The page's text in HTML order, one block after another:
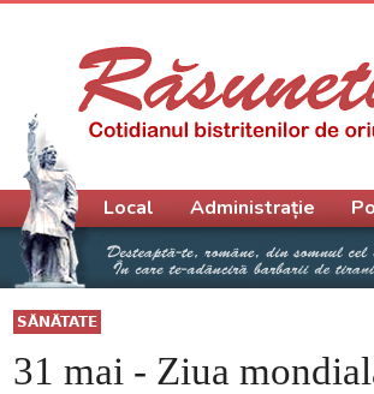
SĂNĂTATE
31 mai - Ziua
Meniu principal
Local Administrație